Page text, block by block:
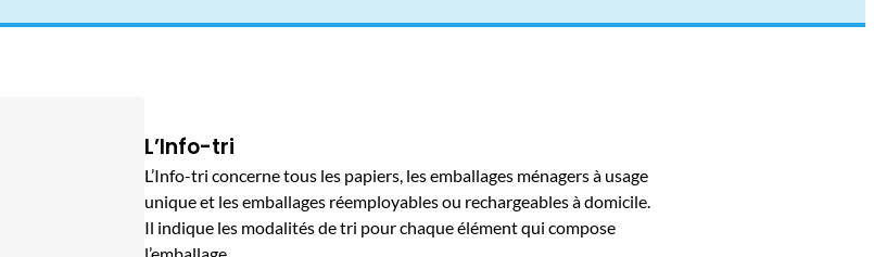
L’Info-tri
L’Info-tri concerne tous les papiers, les emballages ménagers à usage
unique et les emballages réemployables ou rechargeables à domicile.
Il indique les modalités de tri pour chaque élément qui compose